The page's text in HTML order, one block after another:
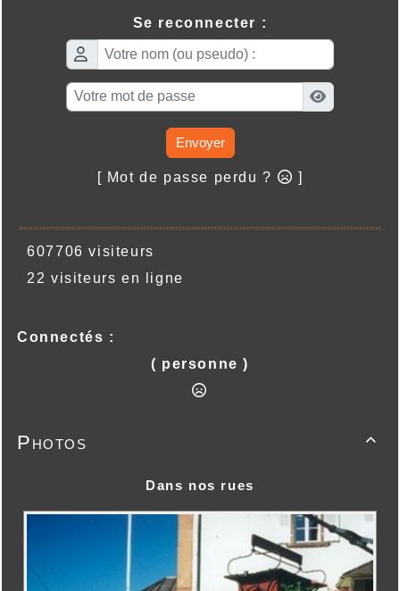
Se reconnecter :
Envoyer
[ Mot de passe perdu ? ]
607706 visiteurs
22 visiteurs en ligne
Connectés :
( personne )

Photos
Dans nos rues